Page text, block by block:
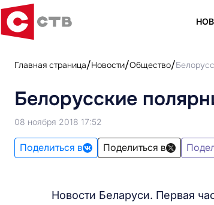
Главная страница Новости Общество
Белорусские
08 ноября 2018 17:52
Поделиться в Поделиться в
Новости Беларуси. Первая